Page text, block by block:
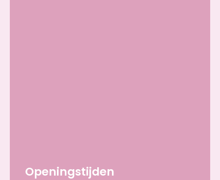
Openingstijden